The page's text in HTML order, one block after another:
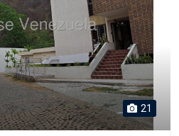
21